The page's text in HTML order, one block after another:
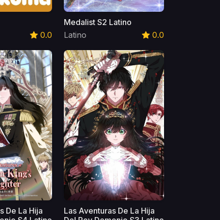
0.0
Medalist S2 Latino
Latino
0.0
De La Hija
Las Aventuras De La Hija